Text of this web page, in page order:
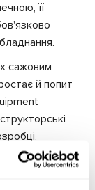
її
сажовим
й попит